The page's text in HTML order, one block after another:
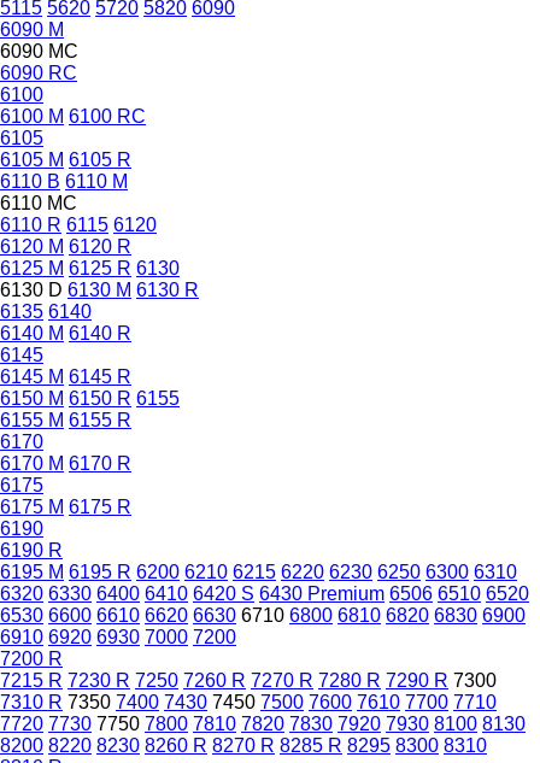
5115 5620 5720 5820 6090
6090 M
6090 MC
6090 RC
6100
6100 M 6100 RC
6105
6105 M 6105 R
6110 B 6110 M
6110 MC
6110 R 6115 6120
6120 M 6120 R
6125 M 6125 R 6130
6130 D 6130 M 6130 R
6135 6140
6140 M 6140 R
6145
6145 M 6145 R
6150 M 6150 R 6155
6155 M 6155 R
6170
6170 M 6170 R
6175
6175 M 6175 R
6190
6190 R
6195 M 6195 R 6200 6210 6215 6220 6230 6250 6300 6310
6320 6330 6400 6410 6420 S 6430 Premium 6506 6510 6520
6530 6600 6610 6620 6630 6710 6800 6810 6820 6830 6900
6910 6920 6930 7000 7200
7200 R
7215 R 7230 R 7250 7260 R 7270 R 7280 R 7290 R 7300
7310 R 7350 7400 7430 7450 7500 7600 7610 7700 7710
7720 7730 7750 7800 7810 7820 7830 7920 7930 8100 8130
8200 8220 8230 8260 R 8270 R 8285 R 8295 8300 8310